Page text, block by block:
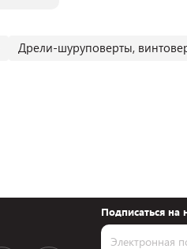
Дрели-шуруповерты,
Подписаться на